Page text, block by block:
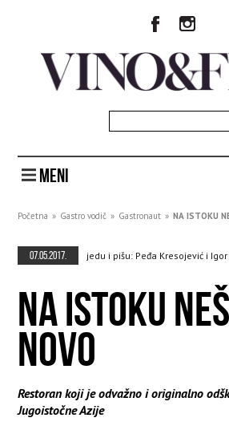
MENI
Početna » Gastro vodič » Gastronaut » NA ISTOKU
07.05.2017. jedu i pišu: Peđa Kresojević i
NA ISTOKU
NOVO
Restoran koji je odvažno i originalno
Jugoistočne Azije